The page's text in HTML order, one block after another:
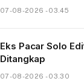
07-08-2026 - 03.45
Eks Pacar Solo
Ditangkap
07-08-2026 - 03.30